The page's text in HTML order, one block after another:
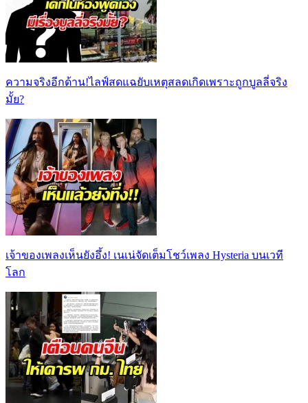
ความจริงอีกด้าน!ไลฟ์สดแฉยับเหตุสลดเกิดเพราะถูกบูลลี่จริง
มั้ย?
เจ้าของเพลงเห็นยังอึ้ง! เนเน่จัดเต็มโชว์เพลง Hysteria บนเวที
โลก